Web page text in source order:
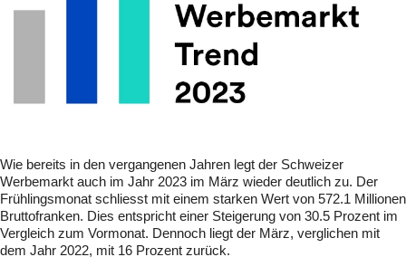
Wie bereits in den vergangenen Jahren legt der Schweizer
Werbemarkt auch im Jahr 2023 im März wieder deutlich zu. Der
Frühlingsmonat schliesst mit einem starken Wert von 572.1 Millionen
Bruttofranken. Dies entspricht einer Steigerung von 30.5 Prozent im
Vergleich zum Vormonat. Dennoch liegt der März, verglichen mit
dem Jahr 2022, mit 16 Prozent zurück.